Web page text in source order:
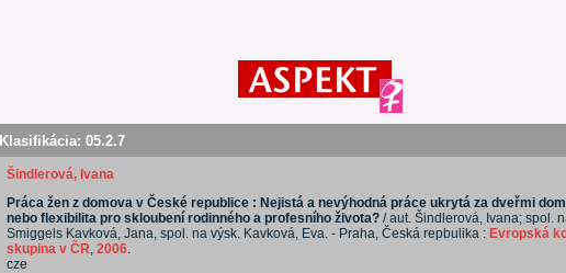
Klasifikácia: 05.2.7
Šindlerová, Ivana
Práca žen z domova v České republice : Nejistá a nevýhodná práce ukrytá za dveřmi
nebo flexibilita pro skloubení rodinného a profesního života? / aut. Šindlerová, Ivana; spol.
Smiggels Kavková, Jana, spol. na výsk. Kavková, Eva. - Praha, Česká repbulika : Evropská
skupina v ČR, 2006.
cze